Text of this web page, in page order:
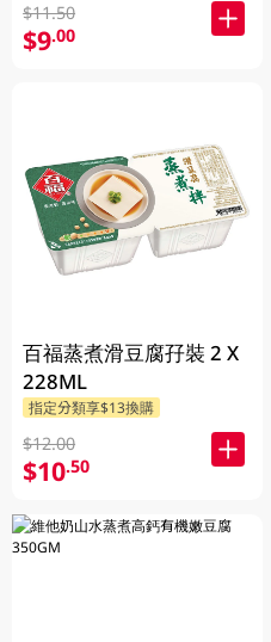
$11.50
$9.00
百福蒸煮滑豆腐孖裝 2 X
228ML
指定分類享$13換購
$12.00
$10.50